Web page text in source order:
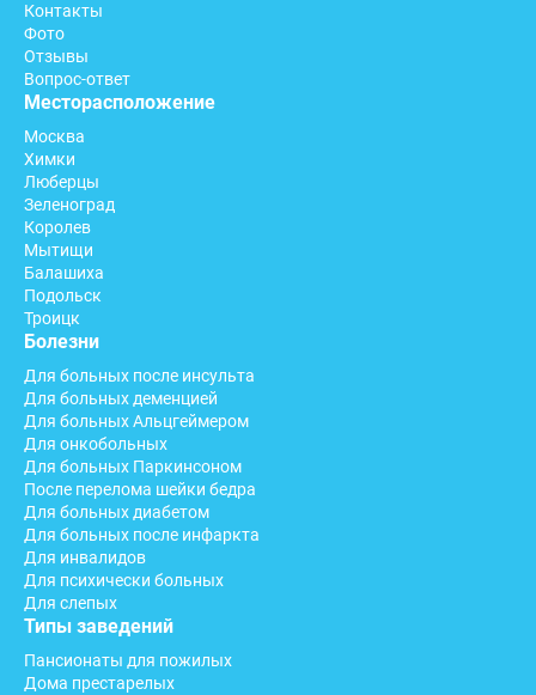
Контакты
Фото
Отзывы
Вопрос-ответ
Месторасположение
Москва
Химки
Люберцы
Зеленоград
Королев
Мытищи
Балашиха
Подольск
Троицк
Болезни
Для больных после инсульта
Для больных деменцией
Для больных Альцгеймером
Для онкобольных
Для больных Паркинсоном
После перелома шейки бедра
Для больных диабетом
Для больных после инфаркта
Для инвалидов
Для психически больных
Для слепых
Типы заведений
Пансионаты для пожилых
Дома престарелых